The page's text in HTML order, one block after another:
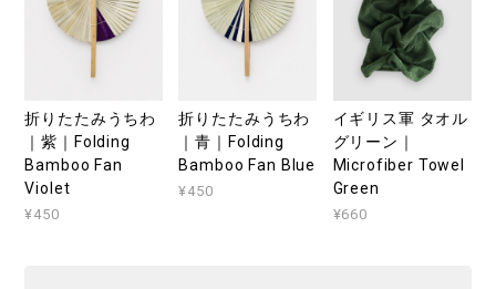
折りたたみうちわ
｜紫｜Folding
Bamboo Fan
Violet
¥450
折りたたみうちわ
｜青｜Folding
Bamboo Fan Blue
¥450
イギリス軍 タオル
グリーン｜
Microfiber Towel
Green
¥660